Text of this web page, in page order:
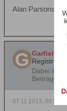
Alan Parsons
Garfield
Dabei seit:
Beiträge:
07.11.2013, 00:55